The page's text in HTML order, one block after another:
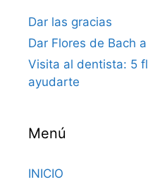
Dar las gracias
Dar Flores de Bach
Visita al dentista: 5
ayudarte
Menú
INICIO